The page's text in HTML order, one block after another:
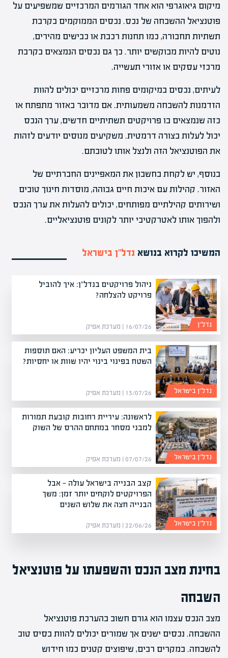
מיקום גיאוגרפי הוא אחד הגורמים המרכזיים שמשפיעים על
פוטנציאל ההשבחה של נכס. נכסים הממוקמים בקרבת
תשתיות תחבורה, כמו תחנות רכבת או כבישים מהירים,
נוטים להיות מבוקשים יותר. כך גם נכסים הנמצאים בקרבת
מרכזי עסקים או אזורי תעשייה.
לעיתים, נכסים במיקומים פחות מרכזיים יכולים להוות
הזדמנות להשבחה משמעותית. אם מדובר באזור מתפתח או
כזה שנמצאים בו פרויקטים תשתיתיים חדשים, ערך הנכס
יכול לעלות בצורה דרמטית. משקיעים מנוסים יודעים לזהות
את הפוטנציאל הזה ולנצל אותו לטובתם.
בנוסף, יש לקחת בחשבון את המאפיינים החברתיים של
האזור. קהילות עם איכות חיים גבוהה, מוסדות חינוך טובים
ושירותים קהילתיים מפותחים, יכולים להעלות את ערך הנכס
ולהפוך אותו לאטרקטיבי יותר לקונים פוטנציאליים.
המשיכו לקרוא בנושא נדל”ן בישראל
ניהול פרויקטים בנדל"ן: איך להוביל
פרויקט להצלחה?
16/07/26 | מערכת אפיק נדל”ן
בית המשפט העליון יכריע: האם תוספות
השטח בפינוי בינוי יהיו שוות או יחסיות?
13/07/26 | מערכת אפיק נדל”ן בישראל
לראשונה: עיריית רחובות קובעת תמורות
למבני מסחר במתחם ההרס של השוק
07/07/26 | מערכת אפיק נדל”ן בישראל
קצב הבנייה בישראל עולה — אבל
הפרויקטים לוקחים יותר זמן: משך
הבנייה חצה את שלוש השנים
22/06/26 | מערכת אפיק נדל”ן בישראל
בחינת מצב הנכס והשפעתו על פוטנציאל
השבחה
מצב הנכס עצמו הוא גורם חשוב בהערכת פוטנציאל
ההשבחה. נכסים ישנים אך שמורים יכולים להוות בסיס טוב
להשבחה. במקרים רבים, שיפוצים קטנים כמו חידוש